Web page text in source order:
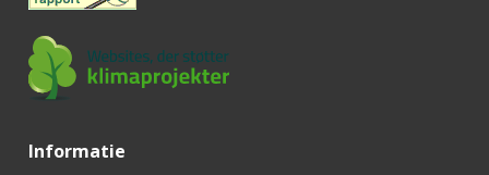
Informatie